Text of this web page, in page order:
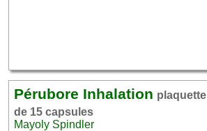
Pérubore Inhalation plaquette
de 15 capsules
Mayoly Spindler